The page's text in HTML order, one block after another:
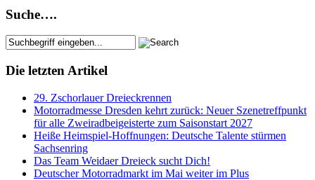
Suche….
Die letzten Artikel
29. Zschorlauer Dreieckrennen
Motorradmesse Dresden kehrt zurück: Neuer Szenetreffpunkt
für alle Zweiradbeigeisterte zum Saisonstart 2027
Heiße Heimspiel-Hoffnungen: Deutsche Talente stürmen
Sachsenring
Das Team Weidaer Dreieck sucht Dich!
Deutscher Motorradmarkt im Mai weiter im Plus